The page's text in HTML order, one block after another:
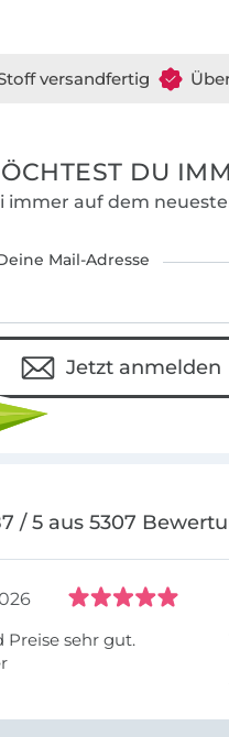
sind zudem an
Sequenzen
Wir wünschen
Dir gerne bei
Herzliche Grüße,
versandfertig
DU
immer auf dem
Mail-Adresse
Jetzt anmelden
/ 5 aus 5307
Preise sehr gut.